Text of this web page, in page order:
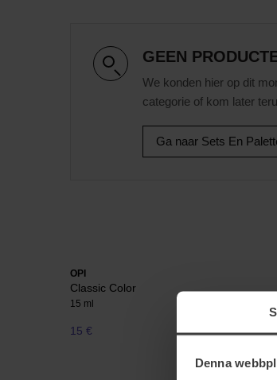
Denna
GEEN
We konden hier op dit
categorie of kom later
Ga naar Sets En
OPI
Classic Color
15 ml
15 €